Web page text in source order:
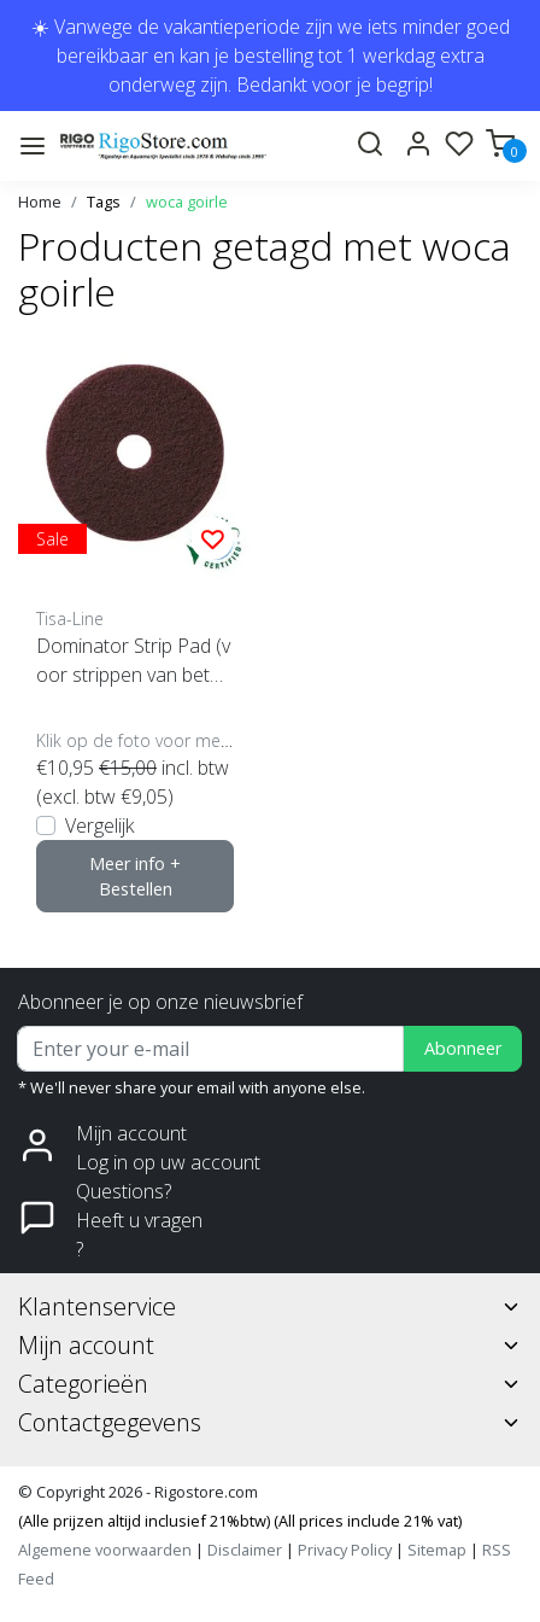
☀️ Vanwege de vakantieperiode zijn we iets minder goed
bereikbaar en kan je bestelling tot 1 werkdag extra
onderweg zijn. Bedankt voor je begrip!
0
Home Tags woca goirle
Producten getagd met woca
goirle
Sale
Tisa-Line
Dominator Strip Pad (v
oor strippen van beton
€10,95 €15,00 incl. btw
(excl. btw €9,05)
Vergelijk
Meer info +
Bestellen
Abonneer je op onze nieuwsbrief
Abonneer
* We'll never share your email with anyone else.
Mijn account
Log in op uw account
Questions?
Heeft u vragen
?
Klantenservice
Mijn account
Categorieën
Contactgegevens
© Copyright 2026 - Rigostore.com
(Alle prijzen altijd inclusief 21%btw) (All prices include 21% vat)
Algemene voorwaarden | Disclaimer | Privacy Policy| Sitemap | RSS
Feed